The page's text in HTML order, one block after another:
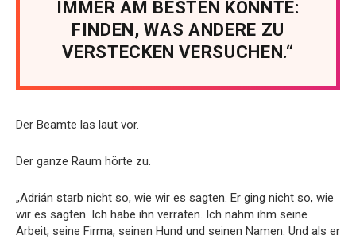
IMMER AM BESTEN KONNTE:
FINDEN, WAS ANDERE ZU
VERSTECKEN VERSUCHEN.“
Der Beamte las laut vor.
Der ganze Raum hörte zu.
„Adrián starb nicht so, wie wir es sagten. Er ging nicht so, wie
wir es sagten. Ich habe ihn verraten. Ich nahm ihm seine
Arbeit, seine Firma, seinen Hund und seinen Namen. Und als er